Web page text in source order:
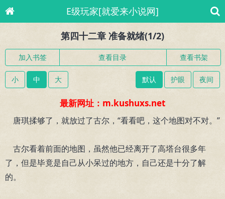
E级玩家[就爱来小说网]
第四十二章 准备就绪(1/2)
加入书签 查看目录 查看书架
小 中 大 默认 护眼 夜间
最新网址：m.kushuxs.net
唐琪揉够了，就放过了古尔，“看看吧，这个地图对不对。”
古尔看着前面的地图，虽然他已经离开了高塔台很多年
了，但是毕竟是自己从小呆过的地方，自己还是十分了解
的。